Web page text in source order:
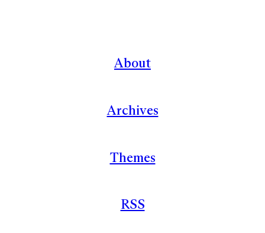
About
Archives
Themes
RSS